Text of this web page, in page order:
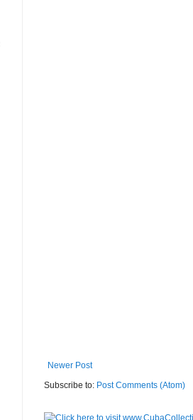
Newer Post
Subscribe to: Post Comments (Atom)